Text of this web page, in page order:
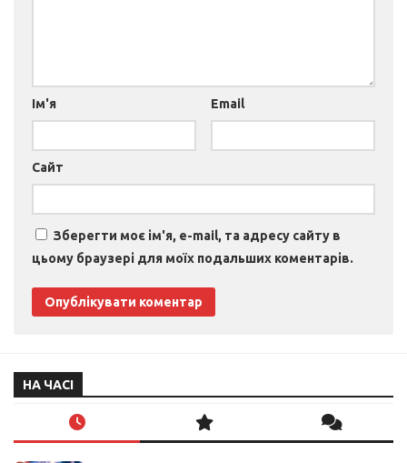
Ім'я Email
Сайт
Зберегти моє ім'я, e-mail, та адресу сайту в
цьому браузері для моїх подальших коментарів.
НА ЧАСІ